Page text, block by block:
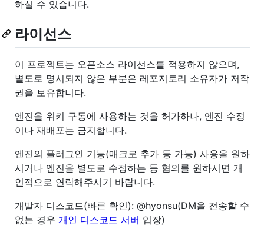
하실 수 있습니다.
라이선스
이 프로젝트는 오픈소스 라이선스를 적용하지 않으며,
별도로 명시되지 않은 부분은 레포지토리 소유자가 저작
권을 보유합니다.
엔진을 위키 구동에 사용하는 것을 허가하나, 엔진 수정
이나 재배포는 금지합니다.
엔진의 플러그인 기능(매크로 추가 등 가능) 사용을 원하
시거나 엔진을 별도로 수정하는 등 협의를 원하시면 개
인적으로 연락해주시기 바랍니다.
개발자 디스코드(빠른 확인): @hyonsu(DM을 전송할 수
없는 경우 개인 디스코드 서버 입장)